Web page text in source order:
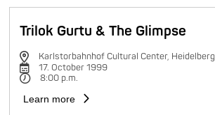
Trilok Gurtu & The Glimpse
Karlstorbahnhof Cultural Center, Heidelberg
17. October 1999
8:00 p.m.
Learn more